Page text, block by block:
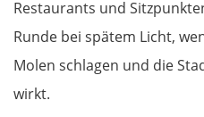
Restaurants und
Runde bei spätem Licht,
Molen schlagen und die
wirkt.
Vöcklabruck